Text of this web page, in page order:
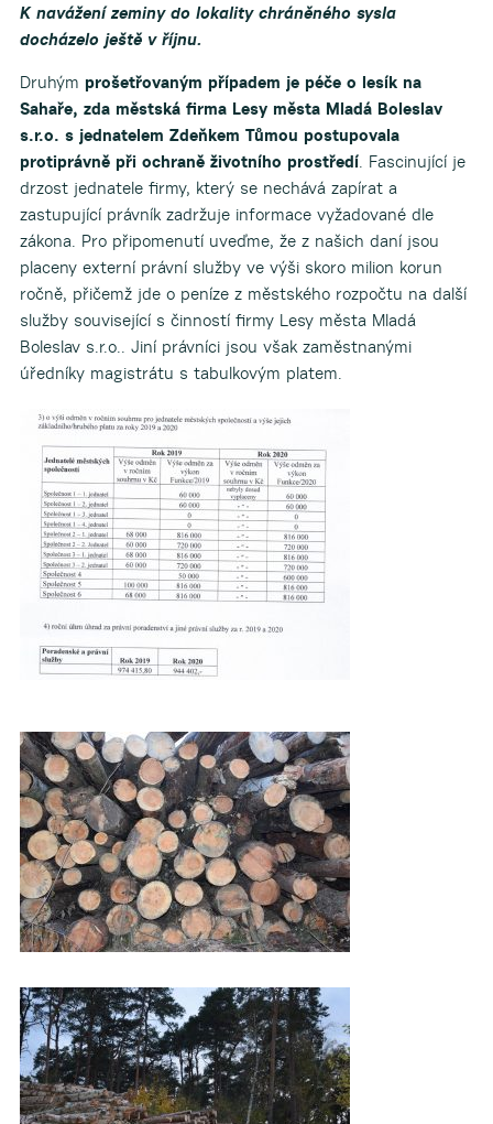
K navážení zeminy do lokality chráněného sysla
docházelo ještě v říjnu.
Druhým prošetřovaným případem je péče o lesík na
Sahaře, zda městská firma Lesy města Mladá Boleslav
s.r.o. s jednatelem Zdeňkem Tůmou postupovala
protiprávně při ochraně životního prostředí. Fascinující je
drzost jednatele firmy, který se nechává zapírat a
zastupující právník zadržuje informace vyžadované dle
zákona. Pro připomenutí uveďme, že z našich daní jsou
placeny externí právní služby ve výši skoro milion korun
ročně, přičemž jde o peníze z městského rozpočtu na další
služby související s činností firmy Lesy města Mladá
Boleslav s.r.o.. Jiní právníci jsou však zaměstnanými
úředníky magistrátu s tabulkovým platem.